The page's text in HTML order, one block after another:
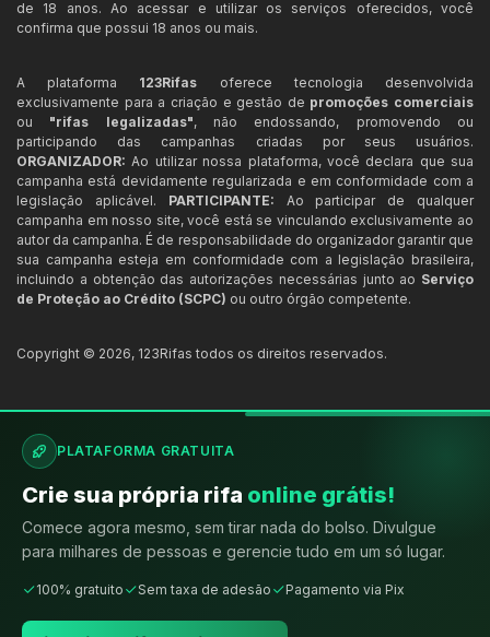
de 18 anos. Ao acessar e utilizar os serviços oferecidos, você
confirma que possui 18 anos ou mais.
A plataforma 123Rifas oferece tecnologia desenvolvida
exclusivamente para a criação e gestão de promoções comerciais
ou "rifas legalizadas", não endossando, promovendo ou
participando das campanhas criadas por seus usuários.
ORGANIZADOR: Ao utilizar nossa plataforma, você declara que sua
campanha está devidamente regularizada e em conformidade com a
legislação aplicável. PARTICIPANTE: Ao participar de qualquer
campanha em nosso site, você está se vinculando exclusivamente ao
autor da campanha. É de responsabilidade do organizador garantir que
sua campanha esteja em conformidade com a legislação brasileira,
incluindo a obtenção das autorizações necessárias junto ao Serviço
de Proteção ao Crédito (SCPC) ou outro órgão competente.
Copyright © 2026, 123Rifas todos os direitos reservados.
PLATAFORMA GRATUITA
Crie sua própria rifa online grátis!
Comece agora mesmo, sem tirar nada do bolso. Divulgue
para milhares de pessoas e gerencie tudo em um só lugar.
100% gratuito Sem taxa de adesão Pagamento via Pix